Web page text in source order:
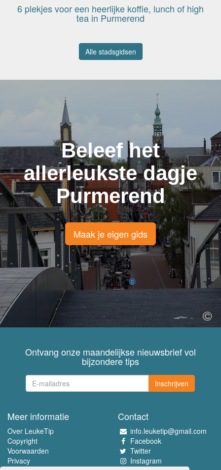
6 plekjes voor een heerlijke koffie, lunch of high
tea in Purmerend
Alle stadsgidsen
Beleef het
allerleukste dagje
Purmerend
Maak je eigen gids
Ontvang onze maandelijkse nieuwsbrief vol
bijzondere tips
Inschrijven
Meer informatie
Over LeukeTip
Copyright
Voorwaarden
Privacy
Contact
info.leuketip@gmail.com
Facebook
Twitter
Instagram